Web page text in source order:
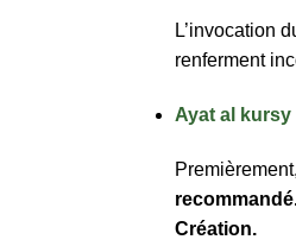
L’invocation
renferment
Ayat al kursy
Création.